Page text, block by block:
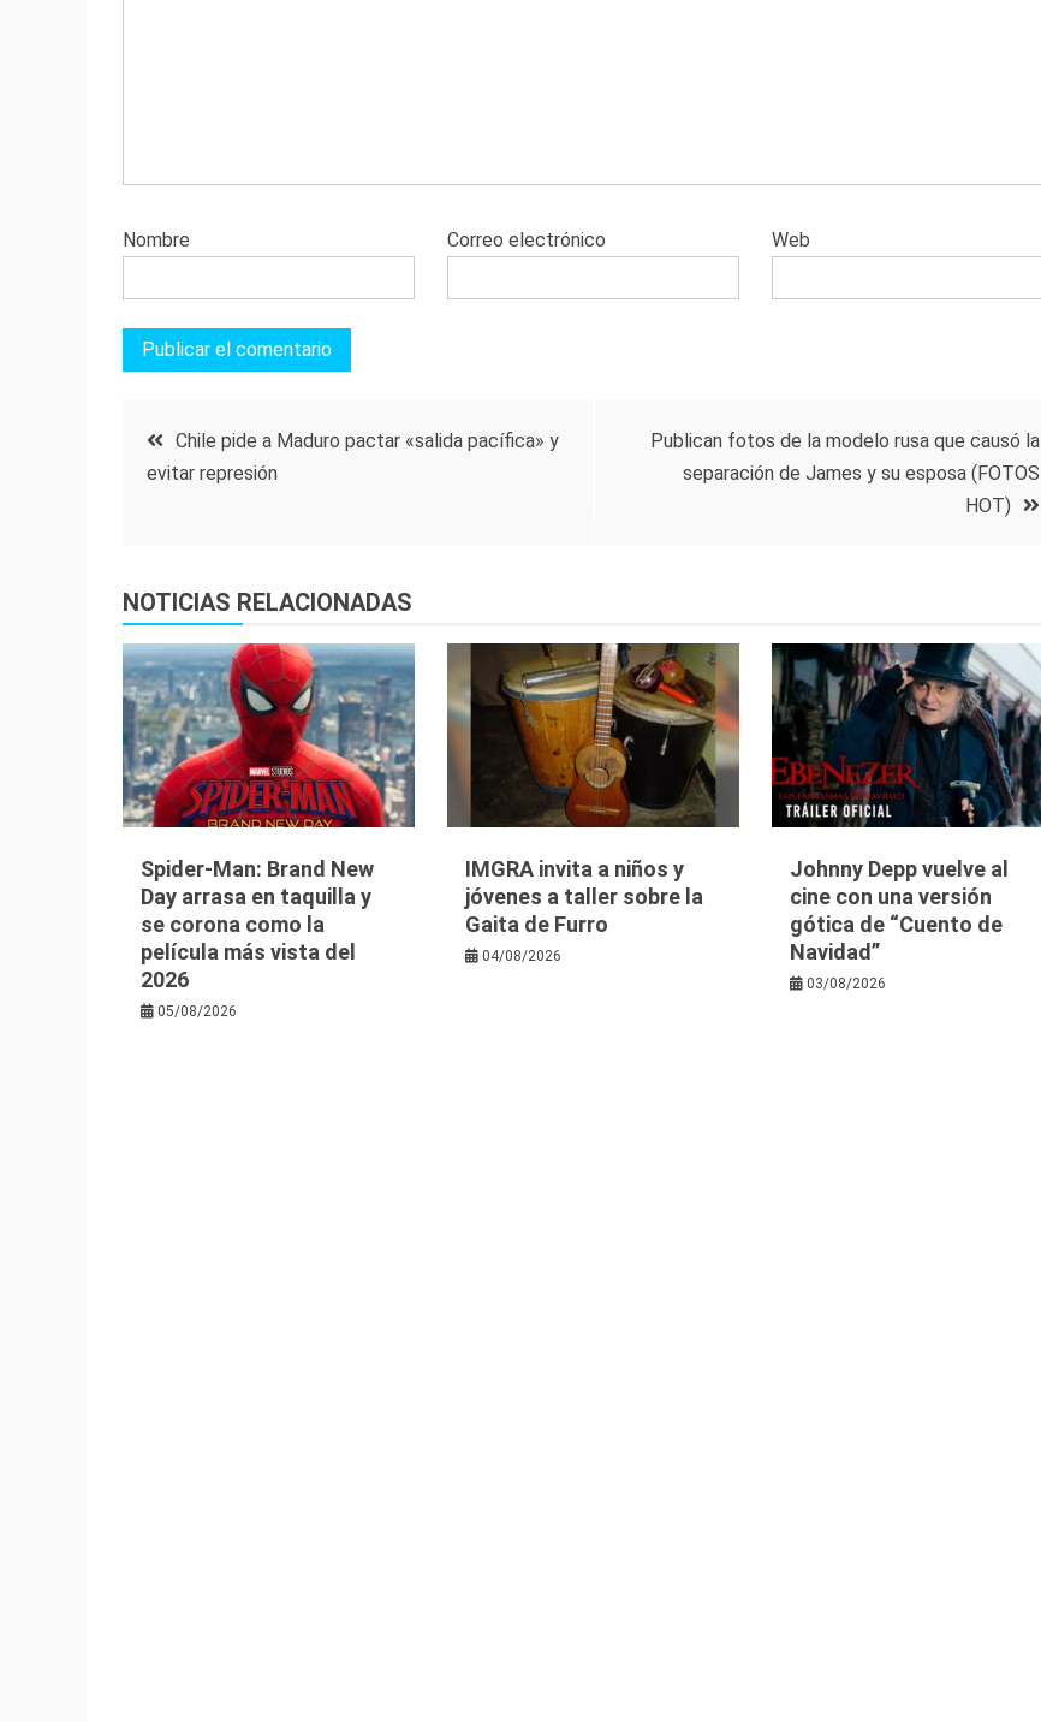
Nombre Correo electrónico Web
Navegación
Chile pide a Maduro pactar «salida pacífica» y
evitar represión
Publican fotos de la modelo rusa que causó la
separación de James y su esposa (FOTOS
HOT)
NOTICIAS RELACIONADAS
Spider-Man: Brand New
Day arrasa en taquilla y
se corona como la
película más vista del
2026
05/08/2026
IMGRA invita a niños y
jóvenes a taller sobre la
Gaita de Furro
04/08/2026
Johnny Depp vuelve al
cine con una versión
gótica de “Cuento de
Navidad”
03/08/2026